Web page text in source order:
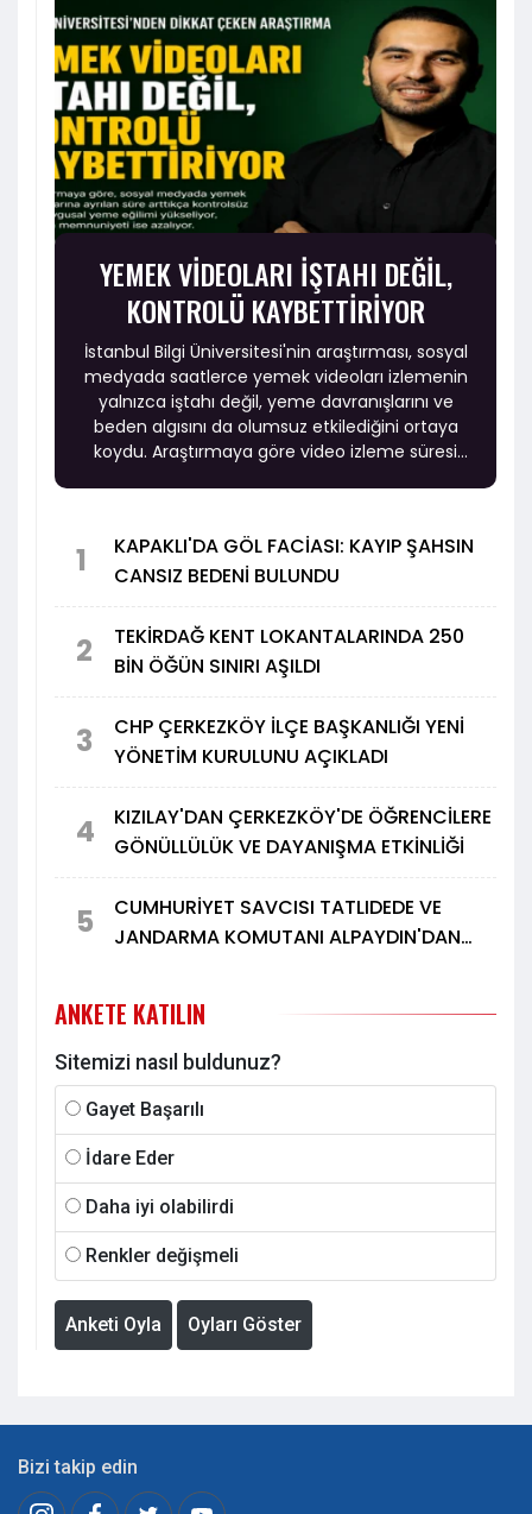
YEMEK VİDEOLARI İŞTAHI DEĞİL,
KONTROLÜ KAYBETTİRİYOR
İstanbul Bilgi Üniversitesi'nin araştırması, sosyal
medyada saatlerce yemek videoları izlemenin
yalnızca iştahı değil, yeme davranışlarını ve
beden algısını da olumsuz etkilediğini ortaya
koydu. Araştırmaya göre video izleme süresi
1
KAPAKLI'DA GÖL FACİASI: KAYIP ŞAHSIN
CANSIZ BEDENİ BULUNDU
2
TEKİRDAĞ KENT LOKANTALARINDA 250
BİN ÖĞÜN SINIRI AŞILDI
3
CHP ÇERKEZKÖY İLÇE BAŞKANLIĞI YENİ
YÖNETİM KURULUNU AÇIKLADI
4
KIZILAY'DAN ÇERKEZKÖY'DE ÖĞRENCİLERE
GÖNÜLLÜLÜK VE DAYANIŞMA ETKİNLİĞİ
5
CUMHURİYET SAVCISI TATLIDEDE VE
JANDARMA KOMUTANI ALPAYDIN'DAN
ANKETE KATILIN
Sitemizi nasıl buldunuz?
Gayet Başarılı
İdare Eder
Daha iyi olabilirdi
Renkler değişmeli
Anketi Oyla Oyları Göster
Bizi takip edin